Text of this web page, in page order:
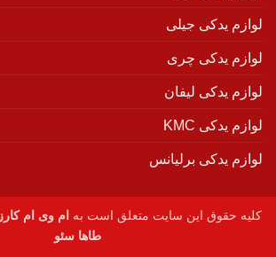
لوازم یدکی جیلی
لوازم یدکی چری
لوازم یدکی لیفان
لوازم یدکی KMC
لوازم یدکی برلیانس
کلیه حقوق این سایت متعلق است به ام وی ام کارز
طاها سئو